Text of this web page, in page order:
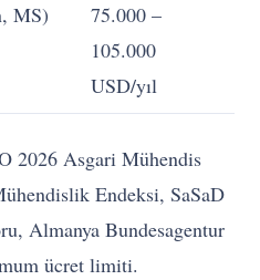
MS)
75.000 –
105.000
USD/yıl
2026 Asgari Mühendis
Endeksi, SaSaD
Almanya Bundesagentur
ücret limiti.